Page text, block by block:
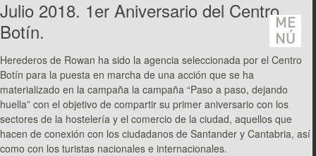
ME
NÚ
Julio 2018. 1er Aniversario del Centro
Botín.
Herederos de Rowan ha sido la agencia seleccionada por el Centro
Botín para la puesta en marcha de una acción que se ha
materializado en la campaña la campaña “Paso a paso, dejando
huella” con el objetivo de compartir su primer aniversario con los
sectores de la hostelería y el comercio de la ciudad, aquellos que
hacen de conexión con los ciudadanos de Santander y Cantabria, así
como con los turistas nacionales e internacionales.